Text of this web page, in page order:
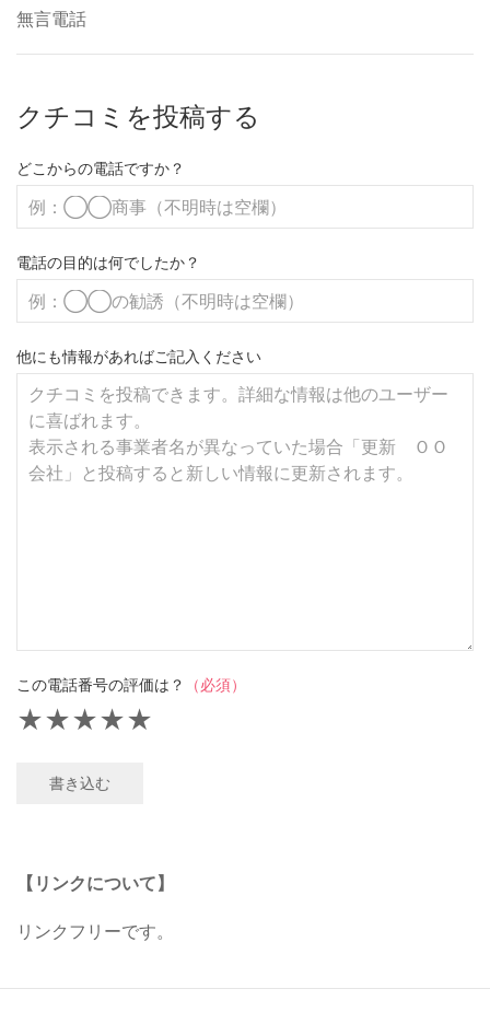
無言電話
クチコミを投稿する
どこからの電話ですか？
電話の目的は何でしたか？
他にも情報があればご記入ください
この電話番号の評価は？ （必須）
★
★
★
★
★
書き込む
【リンクについて】
リンクフリーです。